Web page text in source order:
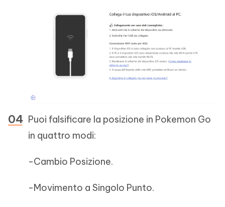
Puoi falsificare la posizione in Pokemon Go
in quattro modi:
-Cambio Posizione.
-Movimento a Singolo Punto.